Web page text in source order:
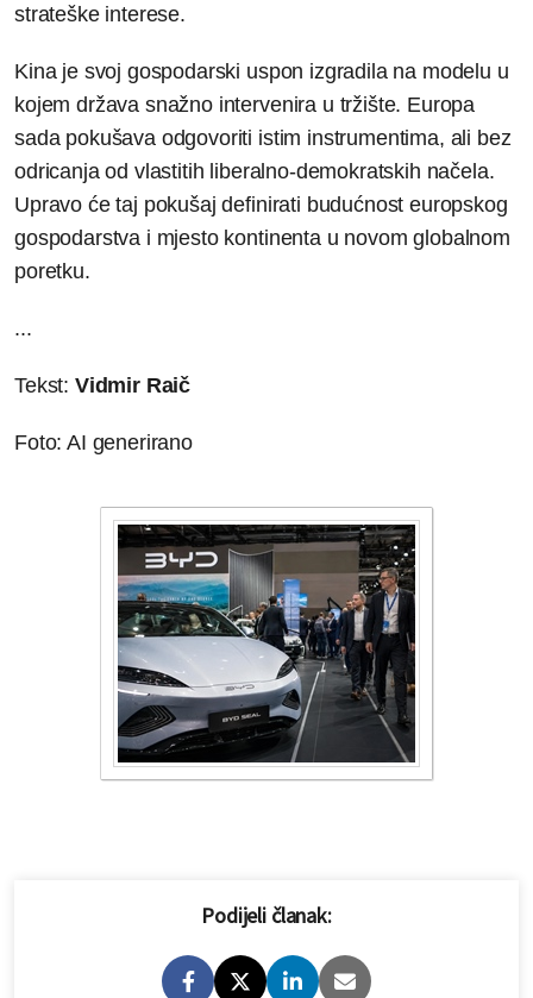
strateške interese.
Kina je svoj gospodarski uspon izgradila na modelu u
kojem država snažno intervenira u tržište. Europa
sada pokušava odgovoriti istim instrumentima, ali bez
odricanja od vlastitih liberalno-demokratskih načela.
Upravo će taj pokušaj definirati budućnost europskog
gospodarstva i mjesto kontinenta u novom globalnom
poretku.
...
Tekst: Vidmir Raič
Foto: AI generirano
Podijeli članak: